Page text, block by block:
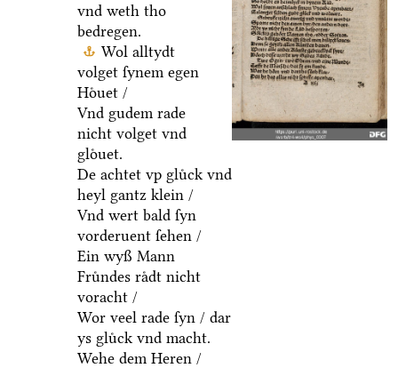
vnd weth tho
bedregen.
Wol alltydt
volget ſynem egen
Hoͤuet /
Vnd gudem rade
nicht volget vnd
gloͤuet.
De achtet vp gluͤck vnd
heyl gantz klein /
Vnd wert bald ſyn
vorderuent ſehen /
Ein wyß Mann
Fruͤndes raͤdt nicht
voracht /
Wor veel rade ſyn / dar
ys gluͤck vnd macht.
Wehe dem Heren /